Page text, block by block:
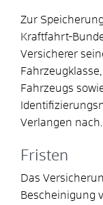
Zur
Kraftfahrt-
Versicherer
Fahrzeugs
Verlangen nach.
Fristen
Das
Bescheinigung